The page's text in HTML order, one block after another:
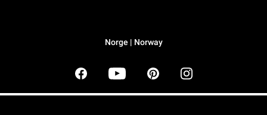
Norge | Norway